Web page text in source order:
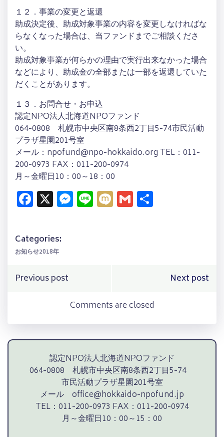
１２．事業の変更と返還
助成決定後、助成対象事業の内容を変更しなければな
らなくなった場合は、当ファンドまでご相談くださ
い。
助成対象事業が何らかの理由で実行出来なかった場合
などにより、助成金の全部または一部を返還していた
だくことがあります。
１３．お問合せ・お申込
認定NPO法人北海道NPOファンド
064-0808 札幌市中央区南8条西2丁目5-74市民活動
プラザ星園201号室
メール：npofund@npo-hokkaido.org TEL：011-
200-0973 FAX：011-200-0974
月～金曜日10：00～18：00
Facebook
X Messenger
LineMixiGmail
Categories:
お知らせ2018年
Post
navigation
Previous post
navigation
Next post
Comments are closed
認定NPO法人北海道NPOファンド
064-0808 札幌市中央区南8条西2丁目5-74
市民活動プラザ星園201号室
メール office@hokkaido-npofund.jp
TEL：011-200-0973 FAX：011-200-0974
月～金曜日10：00～15：00